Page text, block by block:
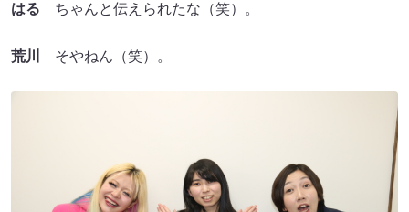
はる ちゃんと伝えられたな（笑）。
荒川 そやねん（笑）。